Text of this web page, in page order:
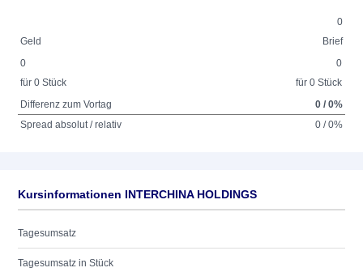
0
Geld
Brief
0
für 0 Stück
0
für 0 Stück
Differenz zum Vortag
0 / 0%
Spread absolut / relativ
0 / 0%
Kursinformationen INTERCHINA HOLDINGS
Tagesumsatz
Tagesumsatz in Stück